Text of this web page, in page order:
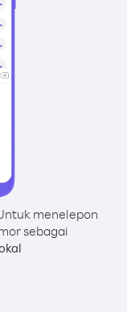
menelepon
sebagai